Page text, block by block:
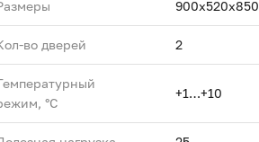
900x520x850
во дверей 2
°C
+1…+10